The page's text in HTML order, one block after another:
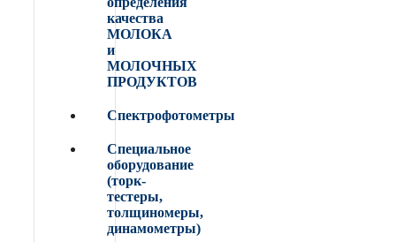
качества
МОЛОКА
и
МОЛОЧНЫХ
ПРОДУКТОВ
Спектрофотометры
Специальное
оборудование
(торк-
тестеры,
толщиномеры,
динамометры)